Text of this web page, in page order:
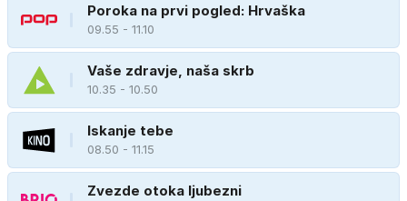
Poroka na prvi pogled: Hrvaška
09.55 - 11.10
Vaše zdravje, naša skrb
10.35 - 10.50
Iskanje tebe
08.50 - 11.15
Zvezde otoka ljubezni